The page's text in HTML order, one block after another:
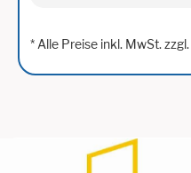
* Alle Preise inkl. MwSt. zzgl.